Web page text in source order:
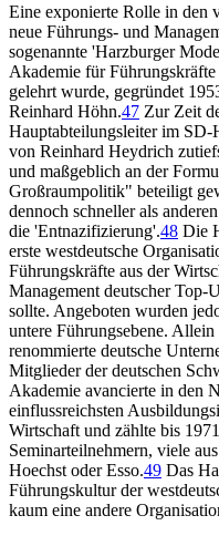
Eine exponierte Rolle in den
neue Führungs- und
sogenannte 'Harzburger
Akademie für
gelehrt wurde, gegründet
Reinhard Höhn.47 Zur Zeit
Hauptabteilungsleiter im SD-
von Reinhard Heydrich
und maßgeblich an der
Großraumpolitik" beteiligt
dennoch schneller als
die 'Entnazifizierung'.48 Die
erste westdeutsche
Führungskräfte aus der
Management deutscher Top-
sollte. Angeboten wurden
untere Führungsebene.
renommierte deutsche
Mitglieder der deutschen
Akademie avancierte in den
einflussreichsten
Wirtschaft und zählte bis
Seminarteilnehmern, viele
Hoechst oder Esso.49 Das
Führungskultur der
kaum eine andere